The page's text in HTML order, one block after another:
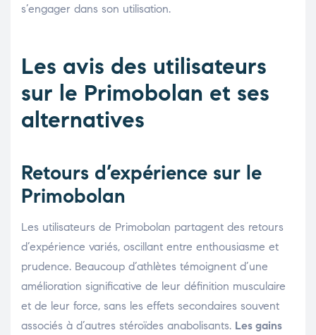
s’engager dans son utilisation.
Les avis des utilisateurs
sur le Primobolan et ses
alternatives
Retours d’expérience sur le
Primobolan
Les utilisateurs de Primobolan partagent des retours
d’expérience variés, oscillant entre enthousiasme et
prudence. Beaucoup d’athlètes témoignent d’une
amélioration significative de leur définition musculaire
et de leur force, sans les effets secondaires souvent
associés à d’autres stéroïdes anabolisants. Les gains